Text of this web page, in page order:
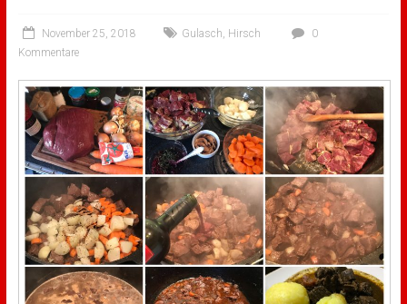
November 25, 2018 Gulasch Hirsch
0
Kommentare